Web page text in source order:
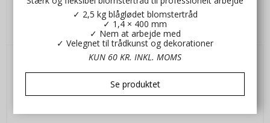
Aluminium tråd flad guld
45,00 DKK
VIS PRODUKT
✓ 2,5 kg blåglødet blomstertråd
✓ 1,4 × 400 mm
✓ Nem at arbejde med
✓ Velegnet til trådkunst og dekorationer
KUN 60 KR. INKL. MOMS
Se produktet